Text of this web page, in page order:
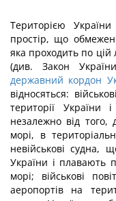
Територією
простір, що
яка проходить по цій
(див. Закон
державний кордон
відносяться:
території України
незалежно від
морі, в
невійськові судна,
України і плавають
морі; військові
аеропортів на